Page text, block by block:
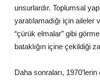
unsurlardır. Toplumsal
yaratılamadığı için aileler
“çürük elmalar” gibi
bataklığın içine çekildiği
Daha sonraları,